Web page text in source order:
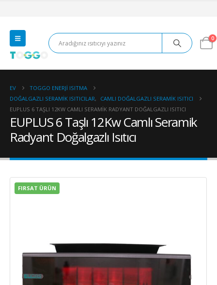
0
EV
TOGGO ENERJI ISITMA
DOĞALGAZLI SERAMIK ISITICILAR,
CAMLI DOĞALGAZLI SERAMIK ISITICI
EUPLUS 6 TAŞLI 12KW CAMLI SERAMIK RADYANT DOĞALGAZLI ISITICI
EUPLUS 6 Taşlı 12Kw Camlı Seramik
Radyant Doğalgazlı Isıtıcı
FIRSAT ÜRÜN